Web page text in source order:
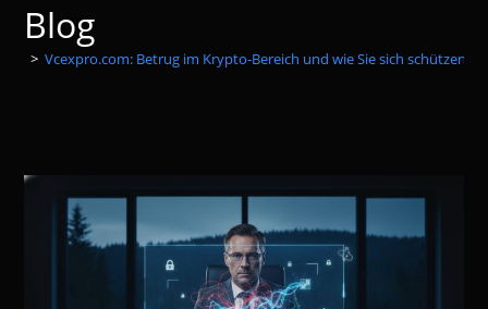
Blog
> Vcexpro.com: Betrug im Krypto-Bereich und wie Sie sich schützen